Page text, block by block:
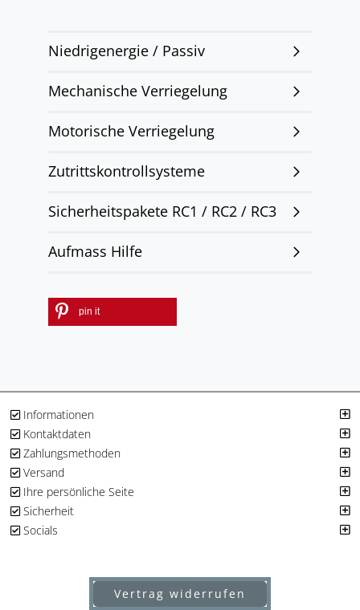
Niedrigenergie / Passiv
Mechanische Verriegelung
Motorische Verriegelung
Zutrittskontrollsysteme
Sicherheitspakete RC1 / RC2 / RC3
Aufmass Hilfe
pin it
Informationen
Kontaktdaten
Zahlungsmethoden
Versand
Ihre persönliche Seite
Sicherheit
Socials
Vertrag widerrufen